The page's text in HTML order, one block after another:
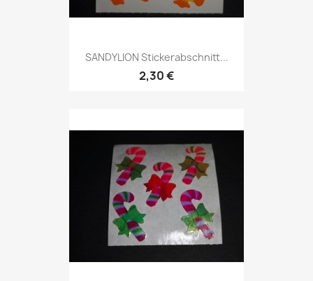
SANDYLION Stickerabschnitt...
2,30 €